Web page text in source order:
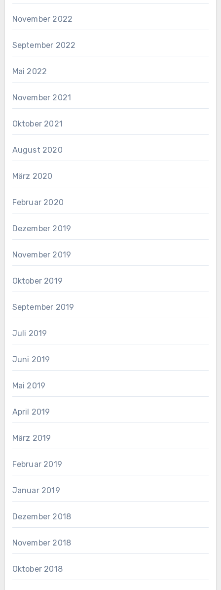
November 2022
September 2022
Mai 2022
November 2021
Oktober 2021
August 2020
März 2020
Februar 2020
Dezember 2019
November 2019
Oktober 2019
September 2019
Juli 2019
Juni 2019
Mai 2019
April 2019
März 2019
Februar 2019
Januar 2019
Dezember 2018
November 2018
Oktober 2018